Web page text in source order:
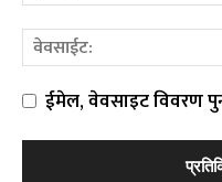
ईमेल, वेवसाइट विवरण